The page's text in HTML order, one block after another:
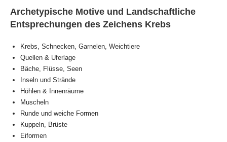
Archetypische Motive und Landschaftliche
Entsprechungen des Zeichens Krebs
Krebs, Schnecken, Garnelen, Weichtiere
Quellen & Uferlage
Bäche, Flüsse, Seen
Inseln und Strände
Höhlen & Innenräume
Muscheln
Runde und weiche Formen
Kuppeln, Brüste
Eiformen